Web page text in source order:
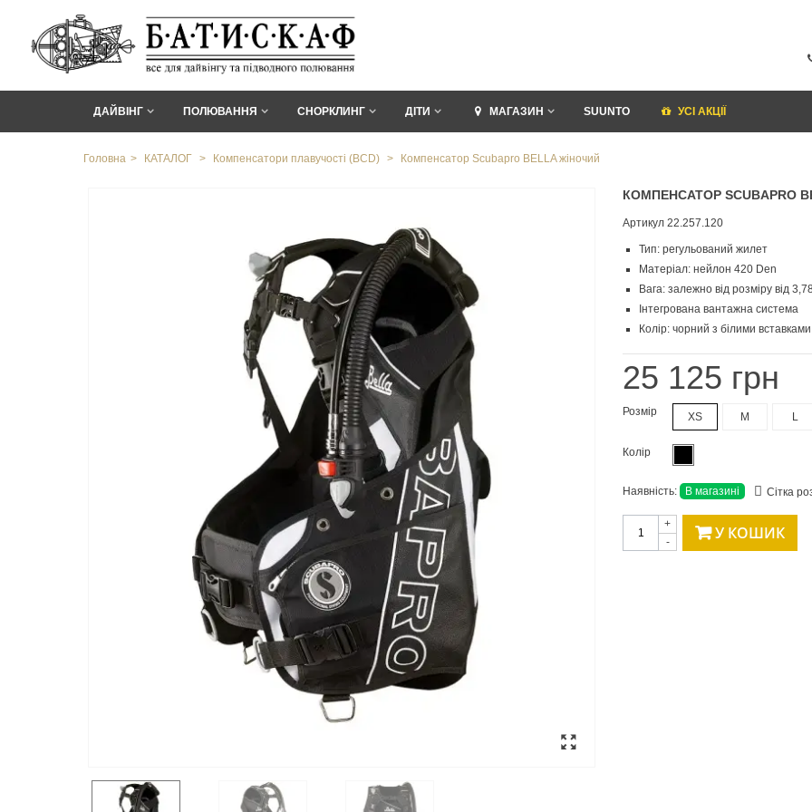
ДАЙВІНГ ПОЛЮВАННЯ СНОРКЛИНГ ДІТИ МАГАЗИН SUUNTO УСI АКЦІЇ
Головна > КАТАЛОГ > Компенсатори плавучості (ВСD) > Компенсатор Scubapro BELLA жіночий
КОМПЕНСАТОР SCUBAPRO
Артикул 22.257.120
Тип: регульований жилет
Матеріал: нейлон 420 Den
Вага: залежно від розміру від
Інтегрована вантажна система
Колір: чорний з білими вставками
25 125 грн
Розмір XS M L
Колір
Наявність: В магазині Сітка
-
+ У КОШИК